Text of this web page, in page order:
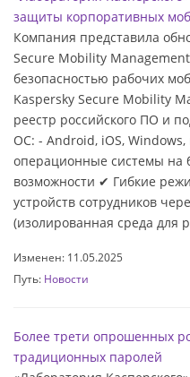
защиты корпоративных
Компания представила
Secure Mobility
безопасностью рабочих
Kaspersky Secure Mobility
реестр российского ПО и
ОС: - Android, iOS, Windows,
операционные системы на
возможности ✔ Гибкие
устройств сотрудников
(изолированная среда для
Изменен: 11.05.2025
Путь: Новости
Более трети опрошенных
традиционных паролей